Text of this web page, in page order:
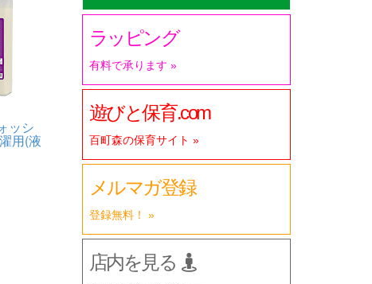
ッシ
用(液
ラッピング
有料で承ります »
遊びと保育.com
百町森の保育サイト »
メルマガ登録
登録無料！ »
店内を見る